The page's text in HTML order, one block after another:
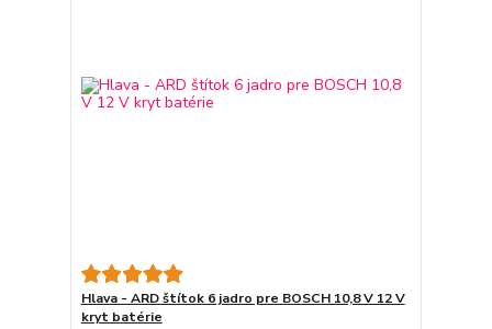
Hlava - ARD štítok 6 jadro pre BOSCH 10,8 V 12 V
kryt batérie